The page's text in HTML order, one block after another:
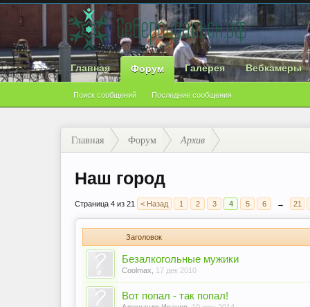
Главная Форум
Поиск сообщений Последние сообщения
Галерея Вебкамеры
Главная Форум Архив
Наш город
Страница 4 из 21 < Назад 1 2 3 4 5 6 → 21
Заголовок
Безалкогольные мужики
Coolmax 17 дек 2010
Вот попал - так попал!